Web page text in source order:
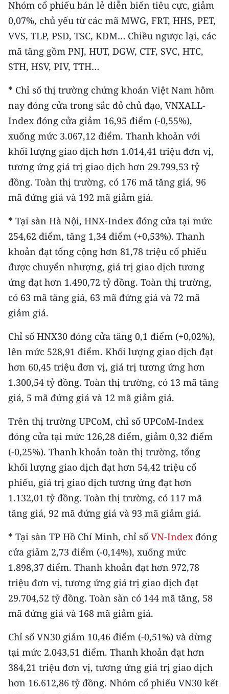
Nhóm cổ phiếu bán lẻ diễn biến tiêu cực, giảm
0,07%, chủ yếu từ các mã MWG, FRT, HHS, PET,
VVS, TLP, PSD, TSC, KDM… Chiều ngược lại, các
mã tăng gồm PNJ, HUT, DGW, CTF, SVC, HTC,
STH, HSV, PIV, TTH…
* Chỉ số thị trường chứng khoán Việt Nam hôm
nay đóng cửa trong sắc đỏ chủ đạo, VNXALL-
Index đóng cửa giảm 16,95 điểm (-0,55%),
xuống mức 3.067,12 điểm. Thanh khoản với
khối lượng giao dịch hơn 1.014,41 triệu đơn vị,
tương ứng giá trị giao dịch hơn 29.799,53 tỷ
đồng. Toàn thị trường, có 176 mã tăng giá, 96
mã đứng giá và 192 mã giảm giá.
* Tại sàn Hà Nội, HNX-Index đóng cửa tại mức
254,62 điểm, tăng 1,34 điểm (+0,53%). Thanh
khoản đạt tổng cộng hơn 81,78 triệu cổ phiếu
được chuyển nhượng, giá trị giao dịch tương
ứng đạt hơn 1.490,72 tỷ đồng. Toàn thị trường,
có 63 mã tăng giá, 63 mã đứng giá và 72 mã
giảm giá.
Chỉ số HNX30 đóng cửa tăng 0,1 điểm (+0,02%),
lên mức 528,91 điểm. Khối lượng giao dịch đạt
hơn 60,45 triệu đơn vị, giá trị tương ứng hơn
1.300,54 tỷ đồng. Toàn thị trường, có 13 mã tăng
giá, 5 mã đứng giá và 12 mã giảm giá.
Trên thị trường UPCoM, chỉ số UPCoM-Index
đóng cửa tại mức 126,28 điểm, giảm 0,32 điểm
(-0,25%). Thanh khoản toàn thị trường, tổng
khối lượng giao dịch đạt hơn 54,42 triệu cổ
phiếu, giá trị giao dịch tương ứng đạt hơn
1.132,01 tỷ đồng. Toàn thị trường, có 117 mã
tăng giá, 92 mã đứng giá và 93 mã giảm giá.
* Tại sàn TP Hồ Chí Minh, chỉ số VN-Index đóng
cửa giảm 2,73 điểm (-0,14%), xuống mức
1.898,37 điểm. Thanh khoản đạt hơn 972,78
triệu đơn vị, tương ứng giá trị giao dịch đạt
29.704,52 tỷ đồng. Toàn sàn có 144 mã tăng, 58
mã đứng giá và 168 mã giảm giá.
Chỉ số VN30 giảm 10,46 điểm (-0,51%) và dừng
tại mức 2.043,51 điểm. Thanh khoản đạt hơn
384,21 triệu đơn vị, tương ứng giá trị giao dịch
hơn 16.612,86 tỷ đồng. Nhóm cổ phiếu VN30 kết